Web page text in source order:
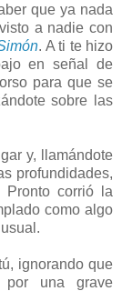
que ya nada
a nadie con
. A ti te hizo
en señal de
para que se
sobre las
y, llamándote
profundidades,
corrió la
como algo
ignorando que
por una grave